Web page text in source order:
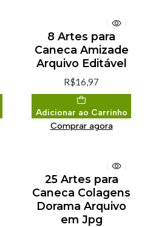
8 Artes para
Caneca Amizade
Arquivo Editável
R$16,97
Adicionar ao Carrinho
Comprar agora
25 Artes para
Caneca Colagens
Dorama Arquivo
em Jpg